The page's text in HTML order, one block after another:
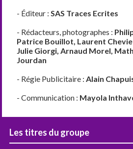
- Éditeur :SAS Traces Ecrites
- Rédacteurs, photographes :
Patrice Bouillot, Laurent
Julie Giorgi, Arnaud Morel,
Jourdan
- Régie Publicitaire :Alain
- Communication : Mayola
Les titres du groupe